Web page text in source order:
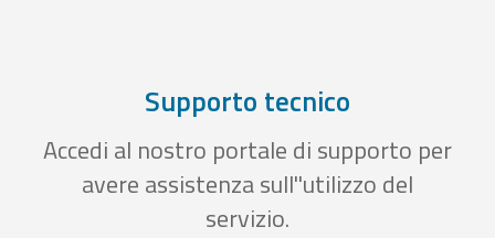
Supporto tecnico
Accedi al nostro portale di supporto per
avere assistenza sull''utilizzo del
servizio.